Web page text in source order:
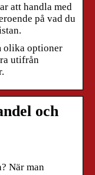
att handla med
på vad du
olika optioner
utifrån
och
När man